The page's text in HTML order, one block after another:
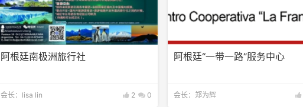
阿根廷南极洲旅行社
会长：lisa lin 2 0
阿根廷“一带一路”服务中心
会长：郑为辉